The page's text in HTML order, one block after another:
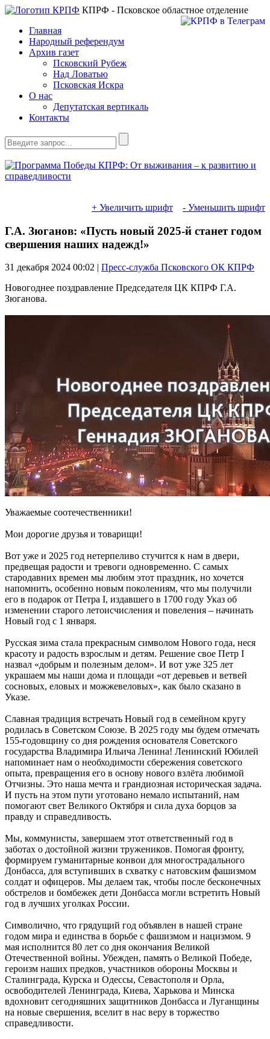
КПРФ - Псковское областное отделение
Главная
Народный референдум
Архив газет
Псковский Рубеж
Над Ловатью
Псковская Искра
О нас
Депутатская вертикаль
Контакты
+ Увеличить шрифт - Уменьшить шрифт
Г.А. Зюганов: «Пусть новый 2025-й станет годом
свершения наших надежд!»
31 декабря 2024 00:02 | Пресс-служба Псковского ОК КПРФ
Новогоднее поздравление Председателя ЦК КПРФ Г.А.
Зюганова.
Уважаемые соотечественники!
Мои дорогие друзья и товарищи!
Вот уже и 2025 год нетерпеливо стучится к нам в двери,
предвещая радости и тревоги одновременно. С самых
стародавних времен мы любим этот праздник, но хочется
напомнить, особенно новым поколениям, что мы получили
его в подарок от Петра I, издавшего в 1700 году Указ об
изменении старого летоисчисления и повеления – начинать
Новый год с 1 января.
Русская зима стала прекрасным символом Нового года, неся
красоту и радость взрослым и детям. Решение свое Петр I
назвал «добрым и полезным делом». И вот уже 325 лет
украшаем мы наши дома и площади «от деревьев и ветвей
сосновых, еловых и можжевеловых», как было сказано в
Указе.
Славная традиция встречать Новый год в семейном кругу
родилась в Советском Союзе. В 2025 году мы будем отмечать
155-годовщину со дня рождения основателя Советского
государства Владимира Ильича Ленина! Ленинский Юбилей
напоминает нам о необходимости сбережения советского
опыта, превращения его в основу нового взлёта любимой
Отчизны. Это наша мечта и грандиозная историческая задача.
И пусть на этом пути уготовано немало испытаний, нам
помогают свет Великого Октября и сила духа борцов за
правду и справедливость.
Мы, коммунисты, завершаем этот ответственный год в
заботах о достойной жизни тружеников. Помогая фронту,
формируем гуманитарные конвои для многострадального
Донбасса, для вступивших в схватку с натовским фашизмом
солдат и офицеров. Мы делаем так, чтобы после бесконечных
обстрелов и бомбежек дети Донбасса могли встретить Новый
год в лучших уголках России.
Символично, что грядущий год объявлен в нашей стране
годом мира и единства в борьбе с фашизмом и нацизмом. 9
мая исполнится 80 лет со дня окончания Великой
Отечественной войны. Убежден, память о Великой Победе,
героизм наших предков, участников обороны Москвы и
Сталинграда, Курска и Одессы, Севастополя и Орла,
освободителей Ленинграда, Киева, Харькова и Минска
вдохновит сегодняшних защитников Донбасса и Луганщины
на новые свершения, вселит в нас веру в торжество
справедливости.